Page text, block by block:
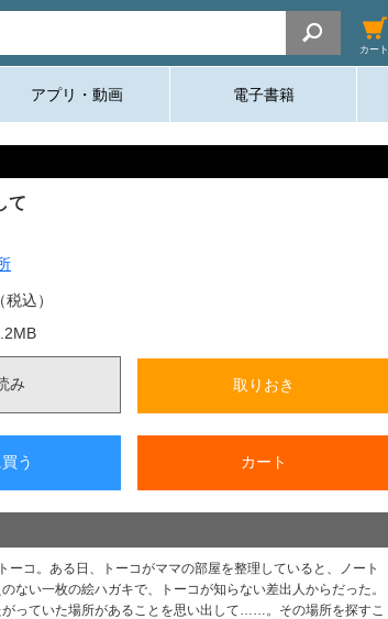
カート
アプリ・動画 電子書籍
て
（税込）
MB
み 取りおき
う カート
コ。ある日、トーコがママの部屋を整理していると、ノート
ない一枚の絵ハガキで、トーコが知らない差出人からだった。
っていた場所があることを思い出して……。その場所を探すこ